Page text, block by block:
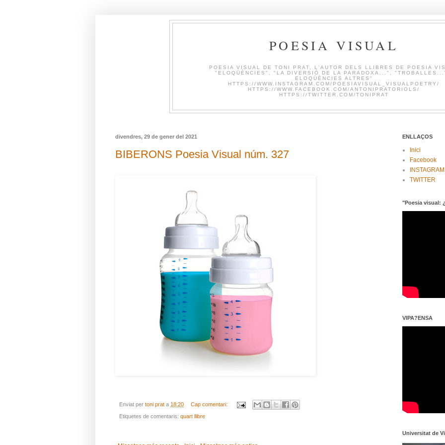
POESIA VISUAL
POESIA VISUAL DE TONI PRAT, L'AUTOR DELS LLIBRES DE POESIA
"ELOQÜÈNCIES", "LA DIVERSIÓ DE LA PARADOXA...",
ELOQÜÈNCIES ALTRES"
HTTPS://WWW.INSTAGRAM.COM/POESIAVISUAL_VISUALPOETRY/
HTTPS://WWW.FACEBOOK.COM/ANTONIPRATORIOLS/
HTTPS://TWITTER.COM/TONIPRAT
divendres, 29 de gener del 2021
BIBERONS Poesia Visual núm. 327
Enviat per toni prat a 18:20 Cap comentari:
Etiquetes de comentaris: quart llibre
ENLLAÇOS
Inici
Facebook
INSTAGRAM
TWITTER
"Poesia visual:
VIPA?ENSA
Universitat de